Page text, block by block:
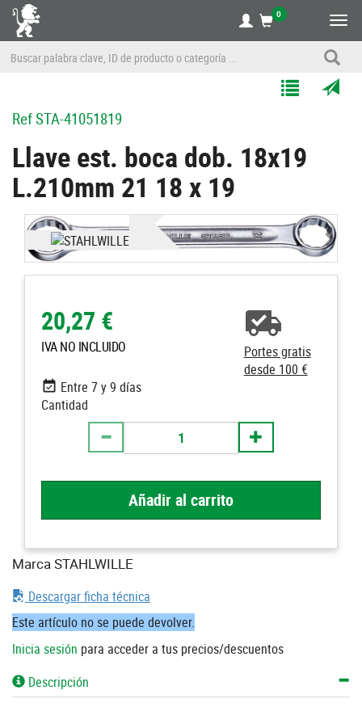
0
Listas
RefSTA-41051819
Llave est. boca dob. 18x19
L.210mm 21 18 x 19
20,27 €
IVA NO INCLUIDO
Portes gratis
desde 100 €
Entre 7 y 9 días
Cantidad
Añadir al carrito
Marca STAHLWILLE
Descargar ficha técnica
Este artículo no se puede devolver.
Inicia sesión para acceder a tus precios/descuentos
Descripción